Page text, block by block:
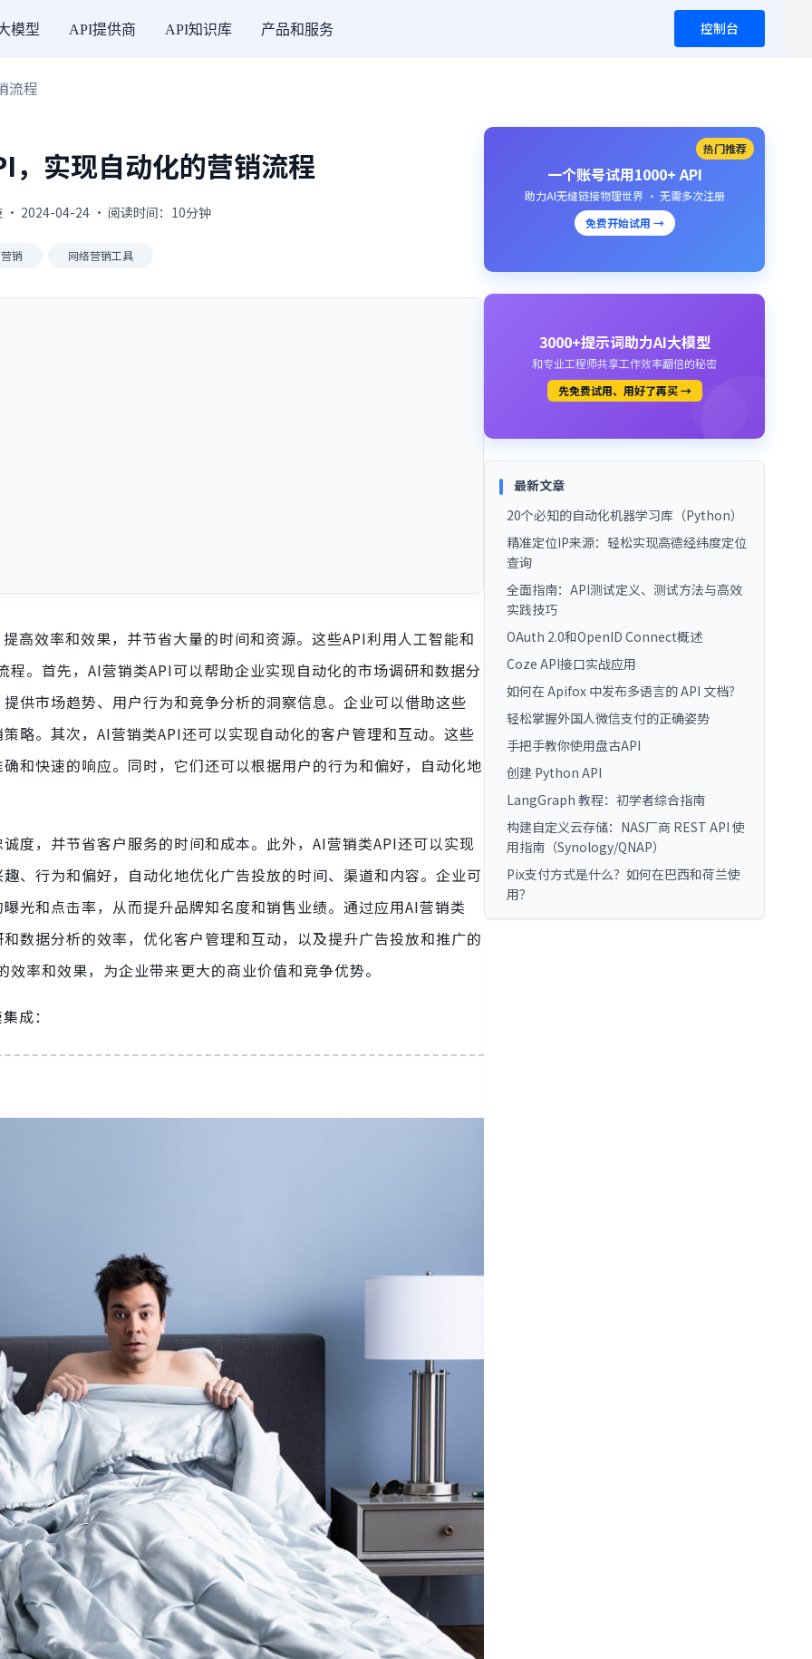
模型 API提供商 API知识库 产品和服务 控制台
流程
，实现自动化的营销流程
· 2024-04-24 · 阅读时间：10分钟
销 网络营销工具
高效率和效果，并节省大量的时间和资源。这些API利用人工智能和
。首先，AI营销类API可以帮助企业实现自动化的市场调研和数据分
供市场趋势、用户行为和竞争分析的洞察信息。企业可以借助这些
略。其次，AI营销类API还可以实现自动化的客户管理和互动。这些
和快速的响应。同时，它们还可以根据用户的行为和偏好，自动化地
度，并节省客户服务的时间和成本。此外，AI营销类API还可以实现
、行为和偏好，自动化地优化广告投放的时间、渠道和内容。企业可
光和点击率，从而提升品牌知名度和销售业绩。通过应用AI营销类
数据分析的效率，优化客户管理和互动，以及提升广告投放和推广的
率和效果，为企业带来更大的商业价值和竞争优势。
成：
热门推荐
一个账号试用1000+ API
助力AI无缝链接物理世界 · 无需多次注册
免费开始试用 →
3000+提示词助力AI大模型
和专业工程师共享工作效率翻倍的秘密
先免费试用、用好了再买 →
最新文章
20个必知的自动化机器学习库（Python）
精准定位IP来源：轻松实现高德经纬度定位
查询
全面指南：API测试定义、测试方法与高效
实践技巧
OAuth 2.0和OpenID Connect概述
Coze API接口实战应用
如何在 Apifox 中发布多语言的 API 文档？
轻松掌握外国人微信支付的正确姿势
手把手教你使用盘古API
创建 Python API
LangGraph 教程：初学者综合指南
构建自定义云存储：NAS厂商 REST API 使
用指南（Synology/QNAP）
Pix支付方式是什么？如何在巴西和荷兰使
用？